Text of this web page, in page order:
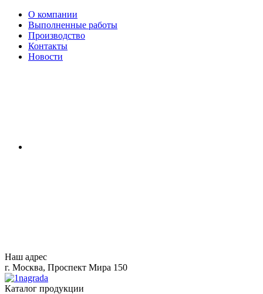
О компании
Выполненные работы
Производство
Контакты
Новости
Наш адрес
г. Москва, Проспект Мира 150
Каталог продукции